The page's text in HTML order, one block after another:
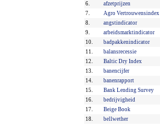
6.
afzetprijzen
7.
Agro Vertrouwensindex
8.
angstindicator
9.
arbeidsmarktindicator
10.
badpakkenindicator
11.
balansrecessie
12.
Baltic Dry Index
13.
banencijfer
14.
banenrapport
15.
Bank Lending Survey
16.
bedrijvigheid
17.
Beige Book
18.
bellwether